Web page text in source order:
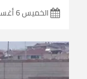
الخميس 6 أغسطس 2026 20:02:20